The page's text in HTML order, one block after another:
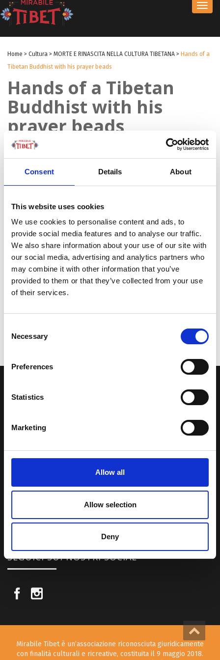
Consent Details About
This website uses cookies
We use cookies to personalise content and ads, to
provide social media features and to analyse our traffic.
We also share information about your use of our site with
our social media, advertising and analytics partners who
may combine it with other information that you’ve
provided to them or that they’ve collected from your use
of their services.
Selection
Necessary
Preferences
Statistics
Marketing
Allow all
Allow selection
Deny
Home > Cultura > MORTE E RINASCITA NELLA CULTURA TIBETANA > Hands of a
Tibetan Buddhist with his prayer beads
Hands of a Tibetan
Buddhist with his
prayer beads
by Innocenzo Quinto
Una comunità di appassionati della cultura tibetana che hanno
avuto modo di viaggiare e conoscere questa meravigliosa regione.
paesaggi e la sua gente è capace di riempire il cuore.
Attraverso i nostri contributi cercheremo agevolare la conoscenza
vicina la possibilità per chiunque voglia – almeno una volta nella vita
– visitare il “Tetto del Mondo”.
SEGUICI SUI NOSTRI SOCIAL
Mirabile Tibet è un’associazione riconosciuta giuridicamente
con finalità culturali e ricreative, costituita il 9 maggio 2018.